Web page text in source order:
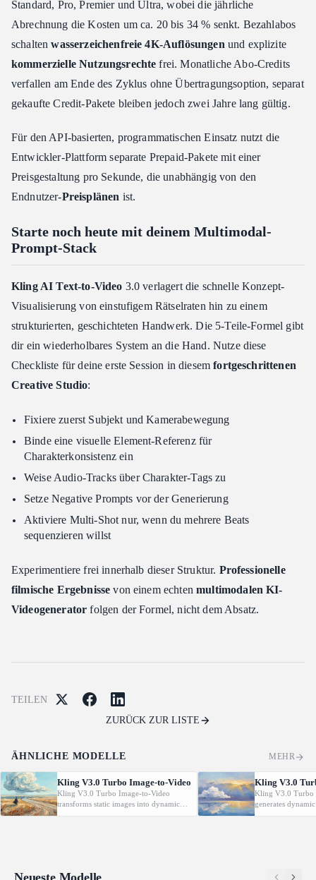
Standard, Pro, Premier und Ultra, wobei die jährliche
Abrechnung die Kosten um ca. 20 bis 34 % senkt. Bezahlabos
schaltenwasserzeichenfreie 4K-Auflösungen und explizite
kommerzielle Nutzungsrechte frei. Monatliche Abo-Credits
verfallen am Ende des Zyklus ohne Übertragungsoption, separat
gekaufte Credit-Pakete bleiben jedoch zwei Jahre lang gültig.
Für den API-basierten, programmatischen Einsatz nutzt die
Entwickler-Plattform separate Prepaid-Pakete mit einer
Preisgestaltung pro Sekunde, die unabhängig von den
Endnutzer-Preisplänen ist.
Starte noch heute mit deinem Multimodal-
Prompt-Stack
Kling AI Text-to-Video 3.0 verlagert die schnelle Konzept-
Visualisierung von einstufigem Rätselraten hin zu einem
strukturierten, geschichteten Handwerk. Die 5-Teile-Formel gibt
dir ein wiederholbares System an die Hand. Nutze diese
Checkliste für deine erste Session in diesemfortgeschrittenen
Creative Studio:
Fixiere zuerst Subjekt und Kamerabewegung
Binde eine visuelle Element-Referenz für
Charakterkonsistenz ein
Weise Audio-Tracks über Charakter-Tags zu
Setze Negative Prompts vor der Generierung
Aktiviere Multi-Shot nur, wenn du mehrere Beats
sequenzieren willst
Experimentiere frei innerhalb dieser Struktur. Professionelle
filmische Ergebnisse von einem echtenmultimodalen KI-
Videogenerator folgen der Formel, nicht dem Absatz.
TEILEN
ZURÜCK ZUR LISTE
ÄHNLICHE MODELLE MEHR
Kling V3.0 Turbo Image-to-Video
Kling V3.0 Turbo Image-to-Video
transforms static images into dynamic
cinematic videos using MVL technology.
Kling V3.0
Kling V3.0 Turbo
generates
from text
Neueste Modelle